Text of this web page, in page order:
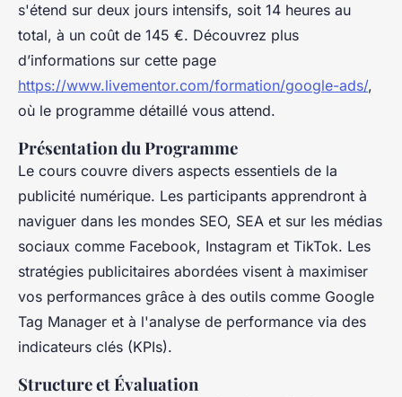
s'étend sur deux jours intensifs, soit 14 heures au
total, à un coût de 145 €. Découvrez plus
d’informations sur cette page
https://www.livementor.com/formation/google-ads/,
où le programme détaillé vous attend.
Présentation du Programme
Le cours couvre divers aspects essentiels de la
publicité numérique. Les participants apprendront à
naviguer dans les mondes SEO, SEA et sur les médias
sociaux comme Facebook, Instagram et TikTok. Les
stratégies publicitaires abordées visent à maximiser
vos performances grâce à des outils comme Google
Tag Manager et à l'analyse de performance via des
indicateurs clés (KPIs).
Structure et Évaluation